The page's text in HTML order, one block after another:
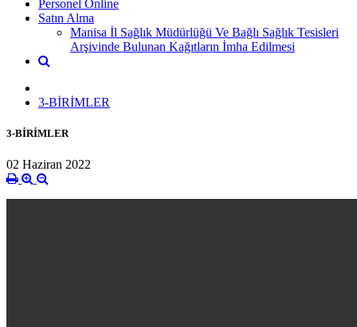
Personel Online
Satın Alma
Manisa İl Sağlık Müdürlüğü Ve Bağlı Sağlık Tesisleri
Arşivinde Bulunan Kağıtların İmha Edilmesi
3-BİRİMLER
3-BİRİMLER
02 Haziran 2022